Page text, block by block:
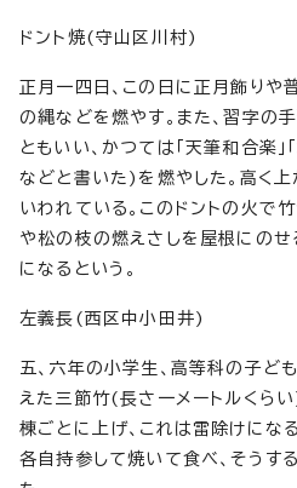
ドント焼(守山区川村)
正月一四日、この日に正月飾りや
の縄などを燃やす。また、習字の
ともいい、かつては「天筆和合楽」
などと書いた)を燃やした。高く
いわれている。このドントの火で
や松の枝の燃えさしを屋根にのせ
になるという。
左義長(西区中小田井)
五、六年の小学生、高等科の子ど
えた三節竹(長さ一メートルくら
棟ごとに上げ、これは雷除けにな
各自持参して焼いて食べ、そうす